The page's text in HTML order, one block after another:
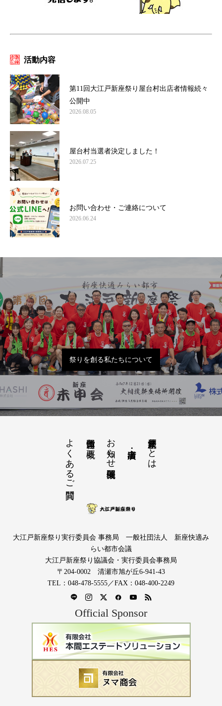
活動内容
第11回大江戸新座祭り屋台村出店者情報続々
公開中
2026.08.05
屋台村当選者決定しました！
2026.07.25
お問い合わせ・ご連絡について
2026.06.24
祭りを創る私たちについて
大江戸新座祭りとは
お知らせ開催概要
運営団体と概要
よくあるご質問
大江戸新座祭り実行委員会 事務局 一般社団法人 新座快適み
らい都市会議
大江戸新座祭り協議会・実行委員会事務局
〒204-0002 清瀬市旭が丘6-941-43
TEL：048-478-5555／FAX：048-400-2249
Official Sponsor